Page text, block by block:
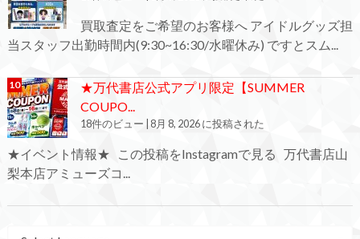
買取査定をご希望のお客様へ アイドルグッズ担
当スタッフ出勤時間内(9:30~16:30/水曜休み) ですとスム...
★万代書店公式アプリ限定【SUMMER
COUPO...
18件のビュー 8月 8, 2026 に投稿された
★イベント情報★ この投稿をInstagramで見る 万代書店山
梨本店アミューズコ...